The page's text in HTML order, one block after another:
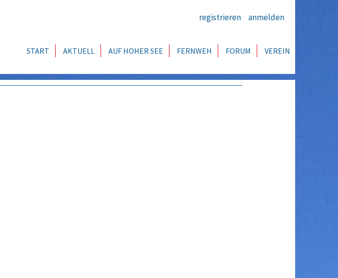
registrieren anmelden
START AKTUELL AUF HOHER SEE FERNWEH FORUM VEREIN